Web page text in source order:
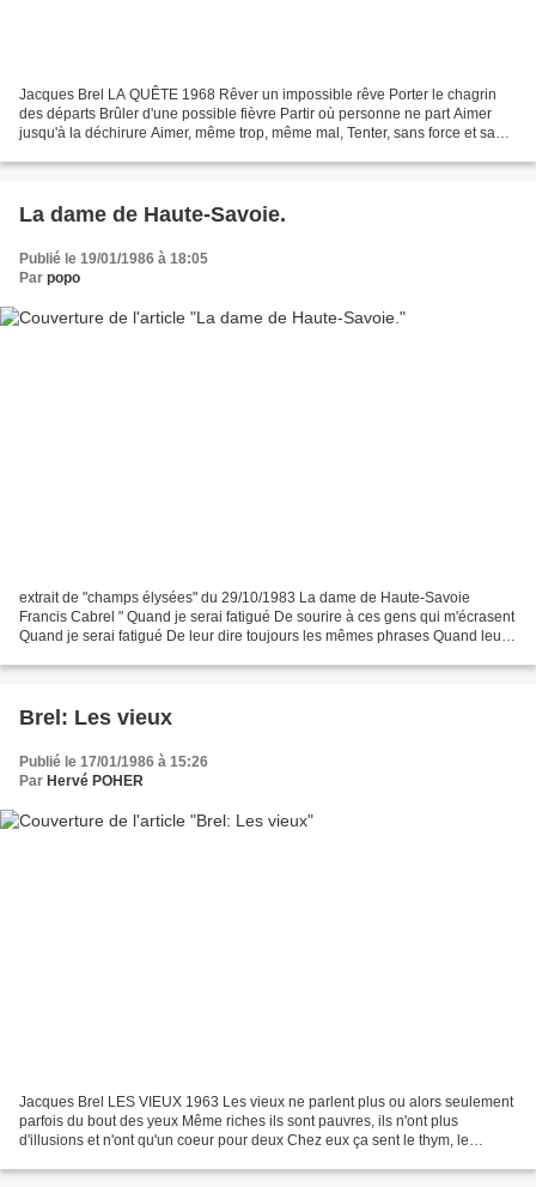
Jacques Brel LA QUÊTE 1968 Rêver un impossible rêve Porter le chagrin
des départs Brûler d'une possible fièvre Partir où personne ne part Aimer
jusqu'à la déchirure Aimer, même trop, même mal, Tenter, sans force et sans
La dame de Haute-Savoie.
Publié le 19/01/1986 à 18:05
Par popo
extrait de "champs élysées" du 29/10/1983 La dame de Haute-Savoie
Francis Cabrel " Quand je serai fatigué De sourire à ces gens qui m'écrasent
Quand je serai fatigué De leur dire toujours les mêmes phrases Quand leurs
Brel: Les vieux
Publié le 17/01/1986 à 15:26
Par Hervé POHER
Jacques Brel LES VIEUX 1963 Les vieux ne parlent plus ou alors seulement
parfois du bout des yeux Même riches ils sont pauvres, ils n'ont plus
d'illusions et n'ont qu'un coeur pour deux Chez eux ça sent le thym, le